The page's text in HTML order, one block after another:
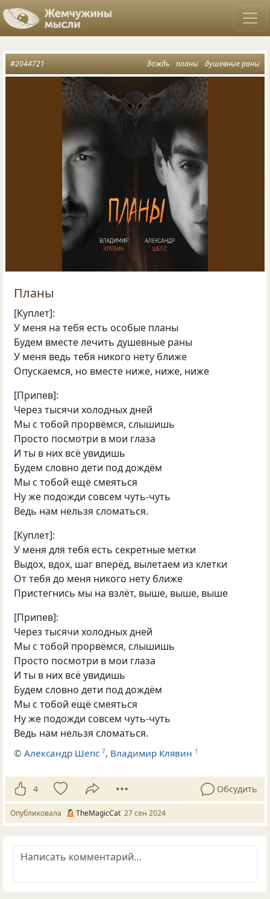
дождь планы душевные раны
#2044721
Планы
[Куплет]:
У меня на тебя есть особые планы
Будем вместе лечить душевные раны
У меня ведь тебя никого нету ближе
Опускаемся, но вместе ниже, ниже, ниже
[Припев]:
Через тысячи холодных дней
Мы с тобой прорвёмся, слышишь
Просто посмотри в мои глаза
И ты в них всё увидишь
Будем словно дети под дождём
Мы с тобой ещё смеяться
Ну же подожди совсем чуть-чуть
Ведь нам нельзя сломаться.
[Куплет]:
У меня для тебя есть секретные метки
Выдох, вдох, шаг вперёд, вылетаем из клетки
От тебя до меня никого нету ближе
Пристегнись мы на взлёт, выше, выше, выше
[Припев]:
Через тысячи холодных дней
Мы с тобой прорвёмся, слышишь
Просто посмотри в мои глаза
И ты в них всё увидишь
Будем словно дети под дождём
Мы с тобой ещё смеяться
Ну же подожди совсем чуть-чуть
Ведь нам нельзя сломаться.
©Александр Шепс 7, Владимир Клявин 1
4 Обсудить
Опубликовала TheMagicCat 27 сен 2024